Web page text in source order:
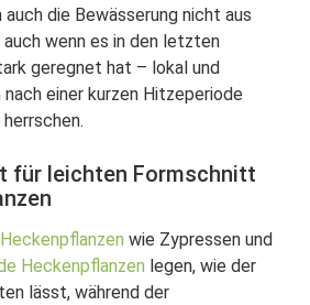
die Bewässerung nicht aus
wenn es in den letzten
geregnet hat – lokal und
nach einer kurzen Hitzeperiode
für leichten Formschnitt
wie Zypressen und
Heckenpflanzen legen, wie der
lässt, während der